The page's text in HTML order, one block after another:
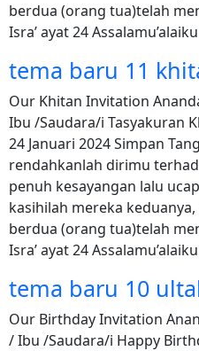
berdua (orang tua)telah
Isra’ ayat 24
tema baru 11
Our Khitan Invitation
Ibu /Saudara/i Tasyakuran
24 Januari 2024 Simpan
rendahkanlah dirimu
penuh kesayangan lalu
kasihilah mereka
berdua (orang tua)telah
Isra’ ayat 24
tema baru 10
Our Birthday Invitation
/ Ibu /Saudara/i Happy